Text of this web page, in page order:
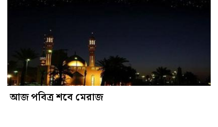
আজ পবিত্র শবে মেরাজ